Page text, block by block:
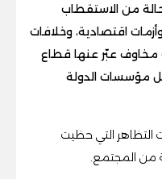
من الاستقطاب
اقتصادية، وخلافات
مخاوف عبّر عنها قطاع
مؤسسات الدولة
التظاهر التي حظيت
من المجتمع.